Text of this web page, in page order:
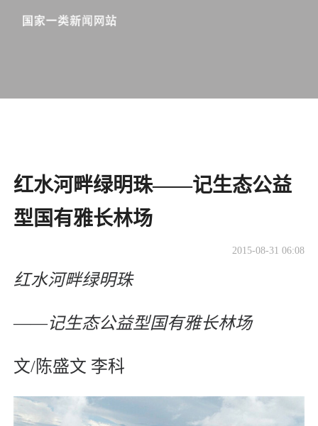
红水河畔绿明珠――记生态公益
型国有雅长林场
2015-08-31 06:08
红水河畔绿明珠
――记生态公益型国有雅长林场
文/陈盛文 李科